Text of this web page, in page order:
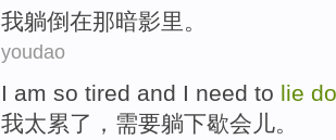
我躺倒在那暗影里。
youdao
I am so tired and I need to lie
我太累了 ， 需要躺下歇会儿。